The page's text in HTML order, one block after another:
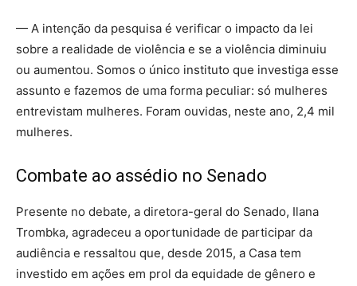
— A intenção da pesquisa é verificar o impacto da lei
sobre a realidade de violência e se a violência diminuiu
ou aumentou. Somos o único instituto que investiga esse
assunto e fazemos de uma forma peculiar: só mulheres
entrevistam mulheres. Foram ouvidas, neste ano, 2,4 mil
mulheres.
Combate ao assédio no Senado
Presente no debate, a diretora-geral do Senado, Ilana
Trombka, agradeceu a oportunidade de participar da
audiência e ressaltou que, desde 2015, a Casa tem
investido em ações em prol da equidade de gênero e